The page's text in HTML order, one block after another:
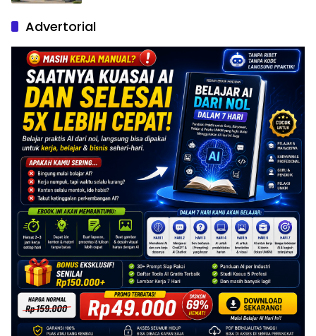
Advertorial